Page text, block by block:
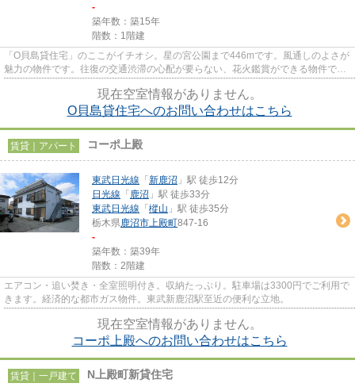
-
築年数：築15年
階数：1階建
「O貝島貸住宅」のここがイチオシ。星の宮公園まで446mです。風通しのよさが
魅力の物件です。往復の交通渋滞の心配が要らない、花火鑑賞ができる物件で
現在空室情報がありません。
O貝島貸住宅へのお問い合わせはこちら
賃貸｜アパート コーポ上殿
東武日光線 「 新鹿沼 」駅 徒歩12分
日光線 「 鹿沼 」駅 徒歩33分
東武日光線 「 樅山 」駅 徒歩35分
栃木県鹿沼市上殿町847-16
-
築年数：築39年
階数：2階建
エアコン・追い焚き・全室照明付き。収納たっぷり。駐車場は3300円でご利用で
きます。経済的な都市ガス物件。東武新鹿沼駅至近の便利な立地。
現在空室情報がありません。
コーポ上殿へのお問い合わせはこちら
賃貸｜一戸建て N上殿町新貸住宅